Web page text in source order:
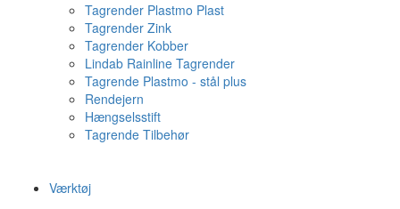
Tagrender Plastmo Plast
Tagrender Zink
Tagrender Kobber
Lindab Rainline Tagrender
Tagrende Plastmo - stål plus
Rendejern
Hængselsstift
Tagrende Tilbehør
Værktøj